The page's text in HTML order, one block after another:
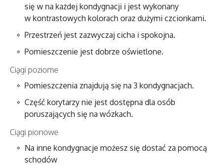
się w na każdej kondygnacji i jest wykonany
w kontrastowych kolorach oraz dużymi czcionkami.
Przestrzeń jest zazwyczaj cicha i spokojna.
Pomieszczenie jest dobrze oświetlone.
Ciągi poziome
Pomieszczenia znajdują się na 3 kondygnacjach.
Część korytarzy nie jest dostępna dla osób
poruszających się na wózkach.
Ciągi pionowe
Na inne kondygnacje możesz się dostać za pomocą
schodów